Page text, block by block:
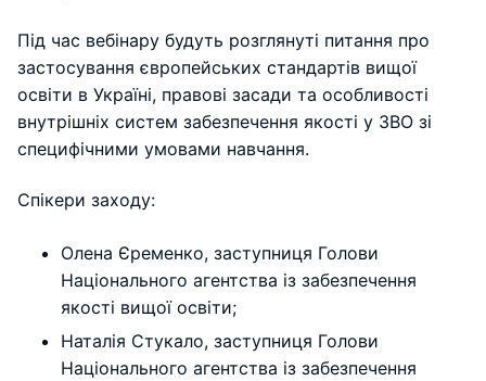
Під час вебінару будуть розглянуті питання про
застосування європейських стандартів вищої
освіти в Україні, правові засади та особливості
внутрішніх систем забезпечення якості у ЗВО зі
специфічними умовами навчання.
Спікери заходу:
Олена Єременко, заступниця Голови
Національного агентства із забезпечення
якості вищої освіти;
Наталія Стукало, заступниця Голови
Національного агентства із забезпечення